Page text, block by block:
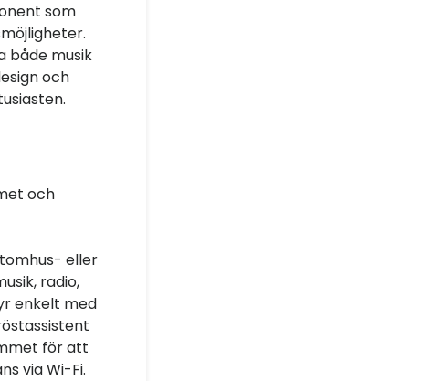
som
både musik
och
och
eller
radio,
enkelt med
för att
via Wi-Fi.